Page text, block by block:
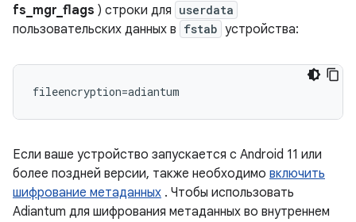
fs_mgr_flags ) строки для userdata
пользовательских данных в fstab устройства:
Если ваше устройство запускается с Android 11 или
более поздней версии, также необходимо включить
шифрование метаданных . Чтобы использовать
Adiantum для шифрования метаданных во внутреннем